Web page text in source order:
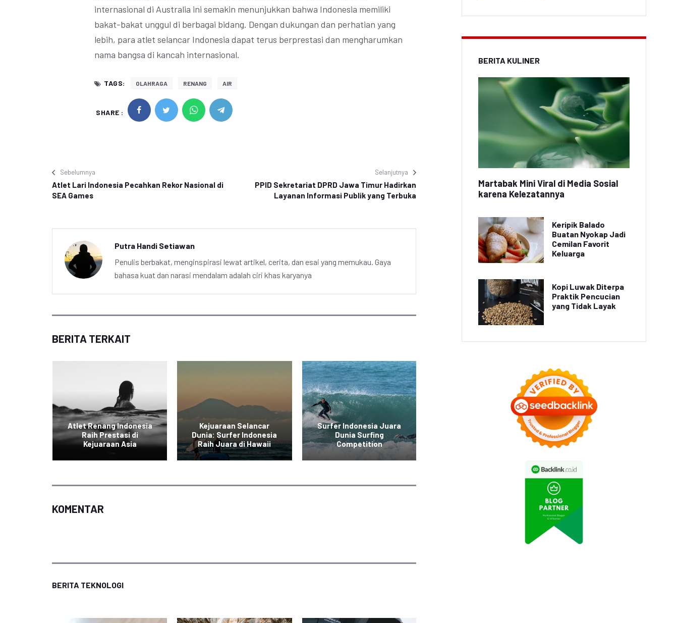
internasional di Australia ini semakin menunjukkan bahwa Indonesia memiliki
bakat-bakat unggul di berbagai bidang. Dengan dukungan dan perhatian yang
lebih, para atlet selancar Indonesia dapat terus berprestasi dan mengharumkan
nama bangsa di kancah internasional.
TAGS: OLAHRAGA RENANG AIR
SHARE :
Sebelumnya
Atlet Lari Indonesia Pecahkan Rekor Nasional di
SEA Games
Selanjutnya
PPID Sekretariat DPRD Jawa Timur Hadirkan
Layanan Informasi Publik yang Terbuka
Putra Handi Setiawan
Penulis berbakat, menginspirasi lewat artikel, cerita, dan esai yang memukau. Gaya
bahasa kuat dan narasi mendalam adalah ciri khas karyanya
BERITA TERKAIT
Atlet Renang Indonesia
Raih Prestasi di
Kejuaraan Asia
Kejuaraan Selancar
Dunia: Surfer Indonesia
Raih Juara di Hawaii
Surfer Indonesia Juara
Dunia Surfing
Competition
Atlet Renang Indonesia
Kejuaraan Selancar
Dunia: Surfer Indonesia
Raih Juara di Hawaii
KOMENTAR
BERITA TEKNOLOGI
BERITA KULINER
Martabak Mini Viral di Media Sosial
karena Kelezatannya
Keripik Balado
Buatan Nyokap Jadi
Cemilan Favorit
Keluarga
Kopi Luwak Diterpa
Praktik Pencucian
yang Tidak Layak